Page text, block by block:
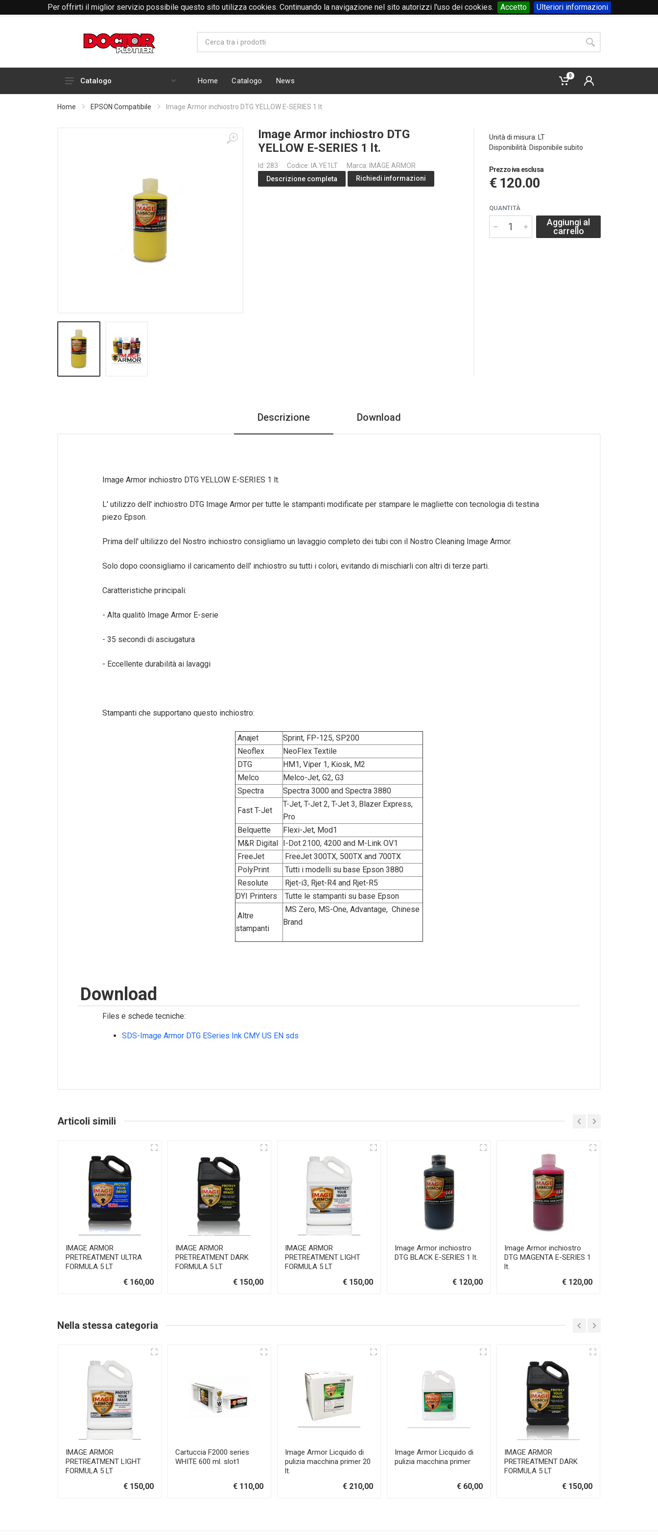
Per offrirti il miglior servizio possibile questo sito utilizza cookies. Continuando la navigazione nel sito autorizzi l'uso dei cookies. Accetto Ulteriori informazioni
Accedi oregistrati
HARDWARE
Catalogo Home Catalogo News
0
Home EPSON Compatibile Image Armor inchiostro DTG YELLOW E-SERIES 1 lt.
Image Armor inchiostro DTG
YELLOW E-SERIES 1 lt.
Id: 283 Codice: IA.YE1LT
Marca: IMAGE ARMOR
Descrizione completa
Richiedi informazioni
Unità di misura: LT
Disponibilità: Disponibile subito
Prezzo iva esclusa
€ 120.00
QUANTITÀ
Aggiungi al
carrello
Descrizione Download
Image Armor inchiostro DTG YELLOW E-SERIES 1 lt.
L' utilizzo dell' inchiostro DTG Image Armor per tutte le stampanti modificate per stampare le magliette con tecnologia di testina
piezo Epson.
Prima dell' ultilizzo del Nostro inchiostro consigliamo un lavaggio completo dei tubi con il Nostro Cleaning Image Armor.
Solo dopo coonsigliamo il caricamento dell' inchiostro su tutti i colori, evitando di mischiarli con altri di terze parti.
Caratteristiche principali:
- Alta qualitò Image Armor E-serie
- 35 secondi di asciugatura
- Eccellente durabilità ai lavaggi
Stampanti che supportano questo inchiostro:
Anajet
Sprint, FP-125, SP200
Neoflex
NeoFlex Textile
DTG
HM1, Viper 1, Kiosk, M2
Melco
Melco-Jet, G2, G3
Spectra
Spectra 3000 and Spectra 3880
Fast T-Jet
T-Jet, T-Jet 2, T-Jet 3, Blazer Express,
Pro
Belquette
Flexi-Jet, Mod1
M&R Digital I-Dot 2100, 4200 and M-Link OV1
FreeJet
FreeJet 300TX, 500TX and 700TX
PolyPrint
Tutti i modelli su base Epson 3880
Resolute
Rjet-i3, Rjet-R4 and Rjet-R5
DYI Printers
Tutte le stampanti su base Epson
Altre
stampanti
MS Zero, MS-One, Advantage, Chinese
Brand
Download
Files e schede tecniche:
SDS-Image Armor DTG ESeries Ink CMY US EN sds
Articoli simili
IMAGE ARMOR
PRETREATMENT ULTRA
FORMULA 5 LT
€ 160,00
IMAGE ARMOR
PRETREATMENT DARK
FORMULA 5 LT
€ 150,00
IMAGE ARMOR
PRETREATMENT LIGHT
FORMULA 5 LT
€ 150,00
Image Armor inchiostro
DTG BLACK E-SERIES 1 lt.
€ 120,00
Image Armor inchiostro
DTG MAGENTA E-SERIES 1
lt.
€ 120,00
Nella stessa categoria
IMAGE ARMOR
PRETREATMENT LIGHT
FORMULA 5 LT
€ 150,00
Cartuccia F2000 series
WHITE 600 ml. slot1
€ 110,00
Image Armor Licquido di
pulizia macchina primer 20
lt.
€ 210,00
Image Armor Licquido di
pulizia macchina primer
€ 60,00
IMAGE ARMOR
PRETREATMENT DARK
FORMULA 5 LT
€ 150,00